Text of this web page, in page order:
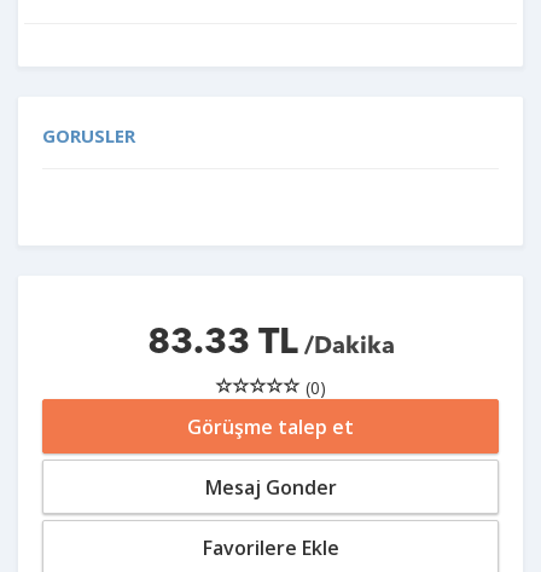
GORUSLER
83.33 TL/Dakika
(0)
Görüşme talep et
Mesaj Gonder
Favorilere Ekle